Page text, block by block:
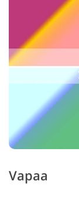
Vapaa